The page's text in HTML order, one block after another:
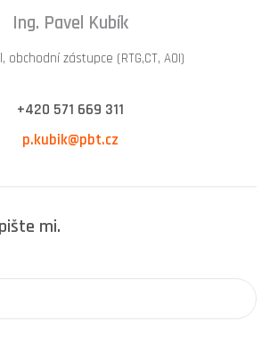
Ing. Pavel Kubík
obchodní zástupce (RTG,CT, AOI)
+420 571 669 311
p.kubik@pbt.cz
mi.